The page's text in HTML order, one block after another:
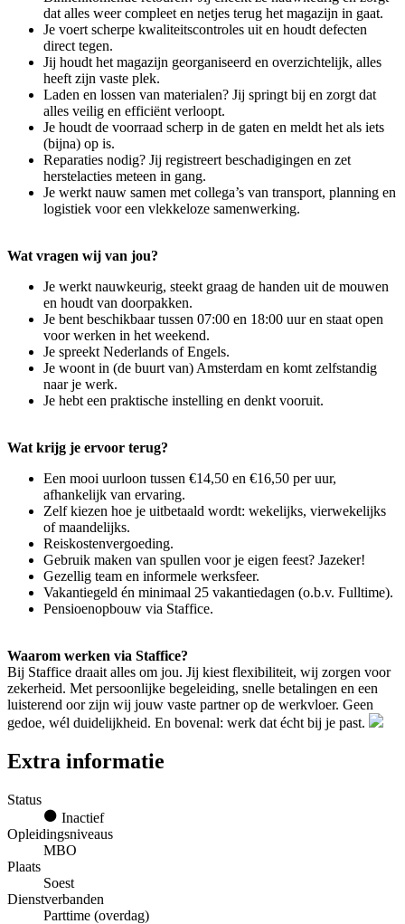
dat alles weer compleet en netjes terug het magazijn in gaat.
Je voert scherpe kwaliteitscontroles uit en houdt defecten
direct tegen.
Jij houdt het magazijn georganiseerd en overzichtelijk, alles
heeft zijn vaste plek.
Laden en lossen van materialen? Jij springt bij en zorgt dat
alles veilig en efficiënt verloopt.
Je houdt de voorraad scherp in de gaten en meldt het als iets
(bijna) op is.
Reparaties nodig? Jij registreert beschadigingen en zet
herstelacties meteen in gang.
Je werkt nauw samen met collega’s van transport, planning en
logistiek voor een vlekkeloze samenwerking.
Wat vragen wij van jou?
Je werkt nauwkeurig, steekt graag de handen uit de mouwen
en houdt van doorpakken.
Je bent beschikbaar tussen 07:00 en 18:00 uur en staat open
voor werken in het weekend.
Je spreekt Nederlands of Engels.
Je woont in (de buurt van) Amsterdam en komt zelfstandig
naar je werk.
Je hebt een praktische instelling en denkt vooruit.
Wat krijg je ervoor terug?
Een mooi uurloon tussen €14,50 en €16,50 per uur,
afhankelijk van ervaring.
Zelf kiezen hoe je uitbetaald wordt: wekelijks, vierwekelijks
of maandelijks.
Reiskostenvergoeding.
Gebruik maken van spullen voor je eigen feest? Jazeker!
Gezellig team en informele werksfeer.
Vakantiegeld én minimaal 25 vakantiedagen (o.b.v. Fulltime).
Pensioenopbouw via Staffice.
Waarom werken via Staffice?
Bij Staffice draait alles om jou. Jij kiest flexibiliteit, wij zorgen voor
zekerheid. Met persoonlijke begeleiding, snelle betalingen en een
luisterend oor zijn wij jouw vaste partner op de werkvloer. Geen
gedoe, wél duidelijkheid. En bovenal: werk dat écht bij je past.
Extra informatie
Status
Inactief
Opleidingsniveaus
MBO
Plaats
Soest
Dienstverbanden
Parttime (overdag)